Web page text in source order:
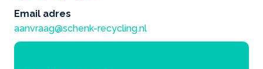
Email adres
aanvraag@schenk-recycling.nl